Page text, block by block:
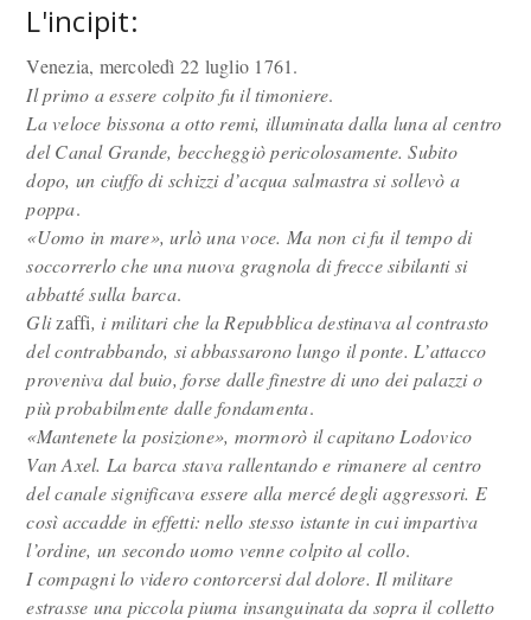
L'incipit:
Venezia, mercoledì 22 luglio 1761.
Il primo a essere colpito fu il timoniere.
La veloce bissona a otto remi, illuminata dalla luna al centro
del Canal Grande, beccheggiò pericolosamente. Subito
dopo, un ciuffo di schizzi d’acqua salmastra si sollevò a
poppa.
«Uomo in mare», urlò una voce. Ma non ci fu il tempo di
soccorrerlo che una nuova gragnola di frecce sibilanti si
abbatté sulla barca.
Glizaffi, i militari che la Repubblica destinava al contrasto
del contrabbando, si abbassarono lungo il ponte. L’attacco
proveniva dal buio, forse dalle finestre di uno dei palazzi o
più probabilmente dalle fondamenta.
«Mantenete la posizione», mormorò il capitano Lodovico
Van Axel. La barca stava rallentando e rimanere al centro
del canale significava essere alla mercé degli aggressori. E
così accadde in effetti: nello stesso istante in cui impartiva
l’ordine, un secondo uomo venne colpito al collo.
I compagni lo videro contorcersi dal dolore. Il militare
estrasse una piccola piuma insanguinata da sopra il colletto